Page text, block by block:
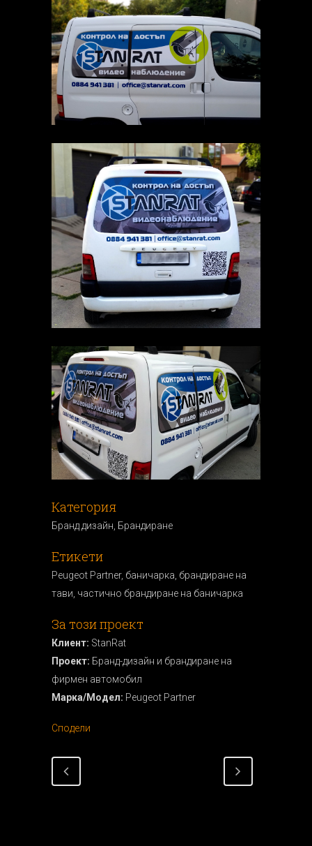
Категория
Бранд дизайн, Брандиранe
Етикети
Peugeot Partner, баничарка, брандиране на
тави, частично брандиране на баничарка
За този проект
Клиент: StanRat
Проект: Бранд-дизайн и брандиране на
фирмен автомобил
Марка/Модел: Peugeot Partner
Сподели